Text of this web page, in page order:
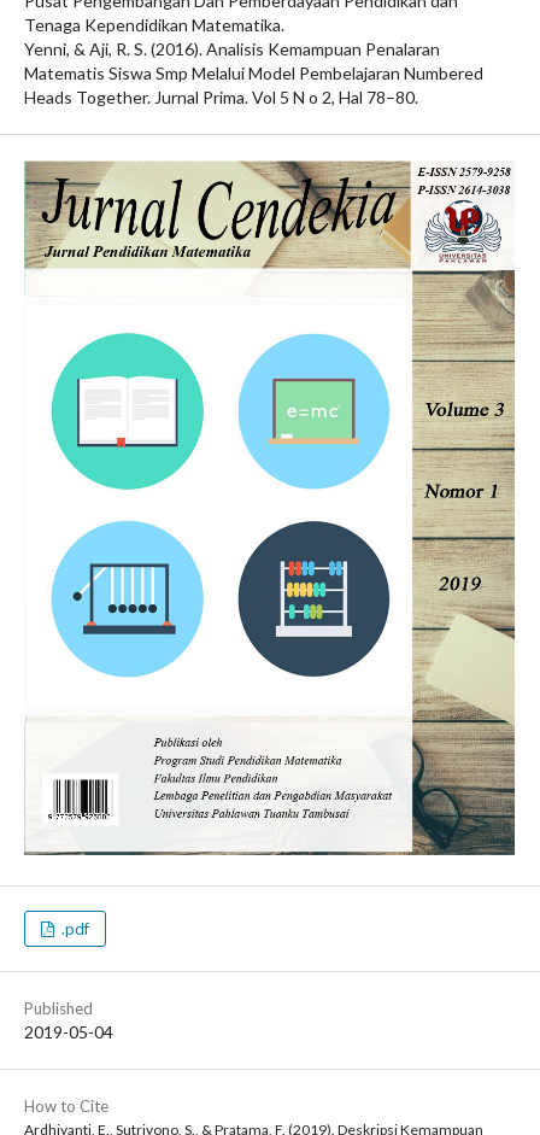
Tenaga Kependidikan Matematika.
Yenni, & Aji, R. S. (2016). Analisis Kemampuan Penalaran
Matematis Siswa Smp Melalui Model Pembelajaran Numbered
Heads Together. Jurnal Prima. Vol 5 N o 2, Hal 78–80.
.pdf
Published
2019-05-04
How to Cite
Ardhiyanti, E., Sutriyono, S., & Pratama, F. (2019). Deskripsi Kemampuan